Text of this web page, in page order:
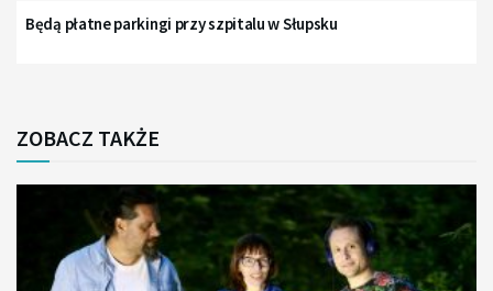
Będą płatne parkingi przy szpitalu w Słupsku
ZOBACZ TAKŻE